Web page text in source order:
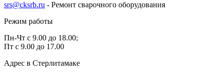
srs@cksrb.ru - Ремонт сварочного оборудования
Режим работы
Пн-Чт с 9.00 до 18.00;
Пт с 9.00 до 17.00
Адрес в Стерлитамаке